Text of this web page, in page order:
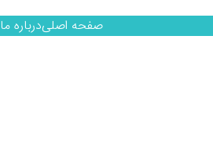
صفحه اصلیدرباره ما